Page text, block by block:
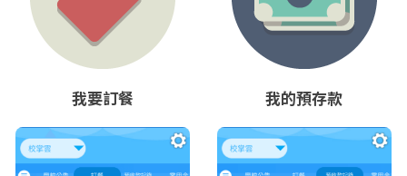
我要訂餐 我的預存款